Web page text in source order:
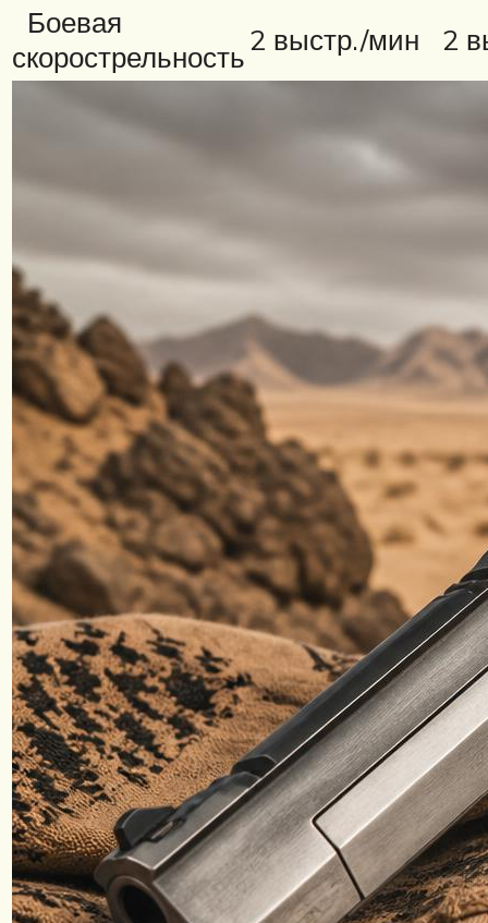
Боевая
скорострельность2 выстр./мин 2